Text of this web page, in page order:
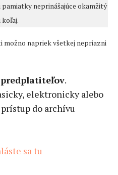
neprinášajúce okamžitý
koľaj.
napriek všetkej nepriazni
predplatiteľov.
elektronicky alebo
do archívu
sa tu